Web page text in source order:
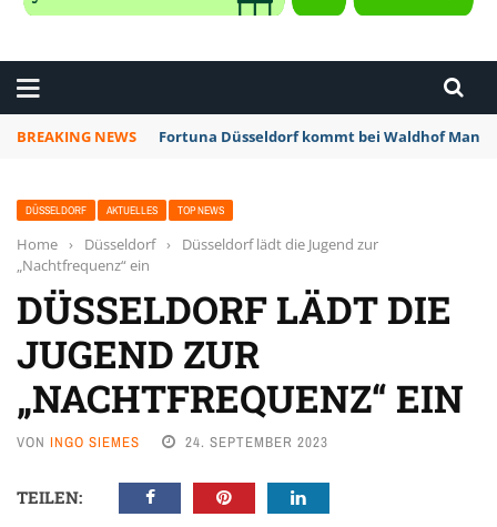
BREAKING NEWS Fortuna Düsseldorf kommt bei Waldhof
DÜSSELDORF AKTUELLES TOP NEWS
Home › Düsseldorf ›
Düsseldorf lädt die Jugend zur
„Nachtfrequenz“ ein
DÜSSELDORF LÄDT DIE
JUGEND ZUR
„NACHTFREQUENZ“ EIN
VON INGO SIEMES 24. SEPTEMBER 2023
TEILEN: